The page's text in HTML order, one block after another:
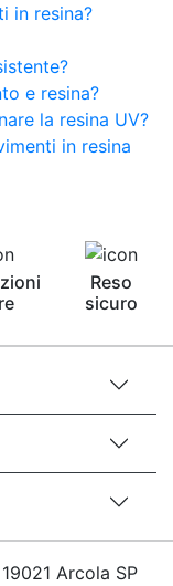
epossidica
Epossidico
Colla
pro e
plastica See
in resina?
e resina?
la resina UV?
in resina
Reso
sicuro
Arcola SP